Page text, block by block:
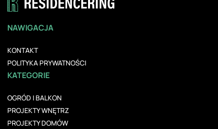
NAWIGACJA
KONTAKT
POLITYKA PRYWATNOŚCI
KATEGORIE
OGRÓD I BALKON
PROJEKTY WNĘTRZ
PROJEKTY DOMÓW